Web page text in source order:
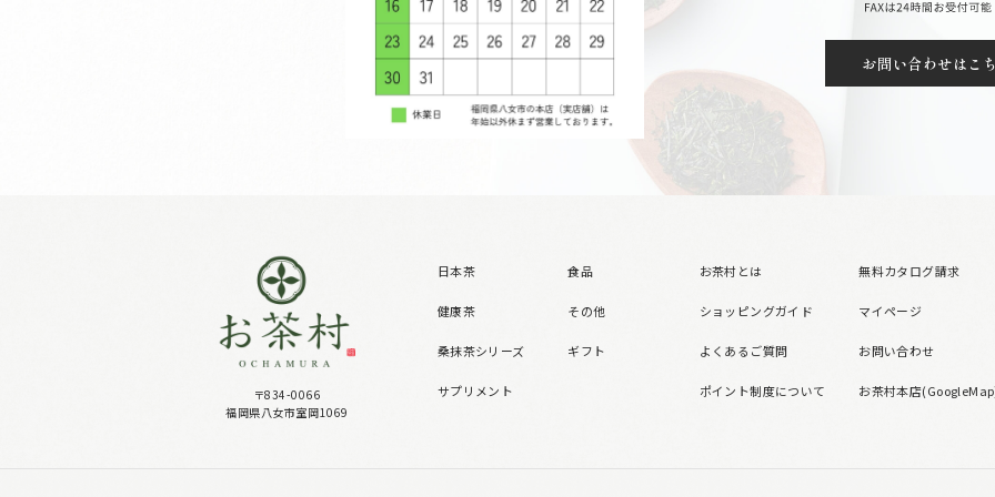
お問い合わせはこ
〒834-0066
福岡県八女市室岡1069
日本茶
健康茶
桑抹茶シリーズ
サプリメント
食品
その他
ギフト
お茶村とは
ショッピングガイド
よくあるご質問
ポイント制度について
無料カタログ請求
マイページ
お問い合わせ
お茶村本店